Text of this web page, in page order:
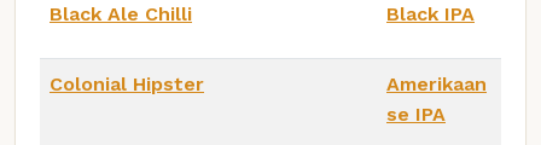
Black Ale Chilli Black IPA
Colonial Hipster
Amerikaan
se IPA